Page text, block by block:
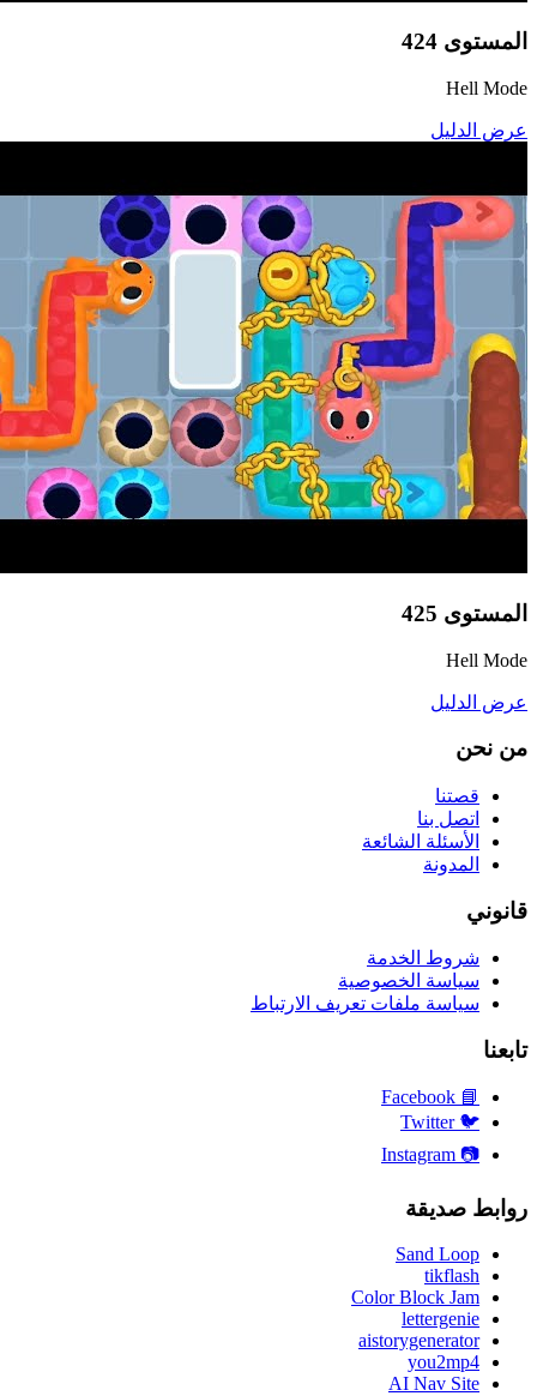
المستوى 424
Hell Mode
عرض الدليل
المستوى 425
Hell Mode
عرض الدليل
من نحن
قصتنا
اتصل بنا
الأسئلة الشائعة
المدونة
قانوني
شروط الخدمة
سياسة الخصوصية
سياسة ملفات تعريف الارتباط
تابعنا
📘
🐦
Twitter
📷
روابط صديقة
Sand Loop
tikflash
Color Block Jam
lettergenie
aistorygenerator
you2mp4
AI Nav Site